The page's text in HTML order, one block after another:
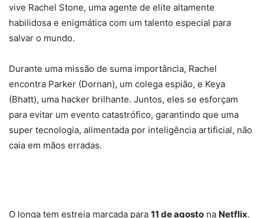
vive Rachel Stone, uma agente de elite altamente
habilidosa e enigmática com um talento especial para
salvar o mundo.
Durante uma missão de suma importância, Rachel
encontra Parker (Dornan), um colega espião, e Keya
(Bhatt), uma hacker brilhante. Juntos, eles se esforçam
para evitar um evento catastrófico, garantindo que uma
super tecnologia, alimentada por inteligência artificial, não
caia em mãos erradas.
O longa tem estreia marcada para 11 de agosto na Netflix.